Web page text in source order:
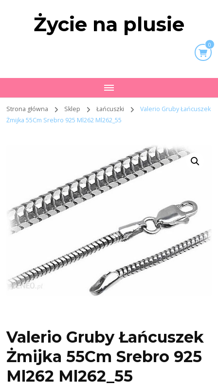
Życie na plusie
0
Strona główna Sklep Łańcuszki
Valerio Gruby Łańcuszek
Żmijka 55Cm Srebro 925 Ml262 Ml262_55
Valerio Gruby Łańcuszek
Żmijka 55Cm Srebro 925
Ml262 Ml262_55